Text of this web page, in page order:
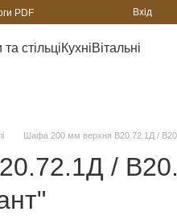
PDF Вхід
стільціКухніВітальні
Шафа 200 мм верхня В20.72.1Д /
/